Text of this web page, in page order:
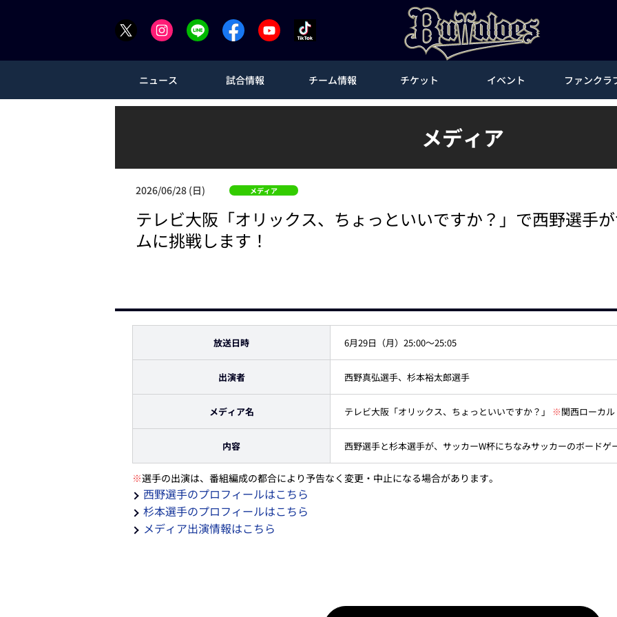
ニュース 試合情報 チーム情報 チケット イベント ファンクラ
メディア
2026/06/28 (日) メディア
テレビ大阪「オリックス、ちょっといいですか？」で西野選手
ムに挑戦します！
放送日時 6月29日（月）25:00～25:05
出演者 西野真弘選手、杉本裕太郎選手
メディア名 テレビ大阪「オリックス、ちょっといいですか？」 ※関西ローカル
内容 西野選手と杉本選手が、サッカーW杯にちなみサッカーのボードゲ
※選手の出演は、番組編成の都合により予告なく変更・中止になる場合があります。
西野選手のプロフィールはこちら
杉本選手のプロフィールはこちら
メディア出演情報はこちら